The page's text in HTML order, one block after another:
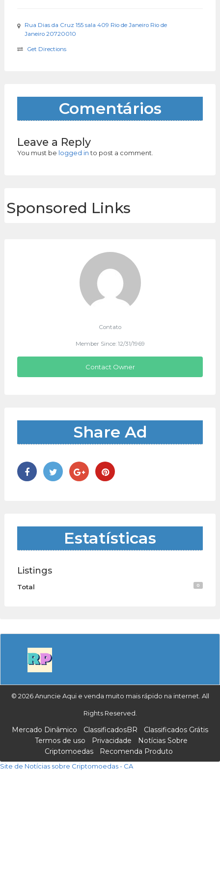
Rua Dias da Cruz 155 sala 409 Rio de Janeiro Rio de
Janeiro 20720010
Get Directions
Comentários
Leave a Reply
You must be logged into post a comment.
Sponsored Links
Contato
Member Since: 12/31/1969
Contact Owner
Share Ad
Estatísticas
Listings
Total 0
© 2026 Anuncie Aqui e venda muito mais rápido na internet. All
Rights Reserved.
Mercado Dinâmico ClassificadosBR
Classificados Grátis
Termos de uso
Privacidade
Notícias Sobre
Criptomoedas
Recomenda Produto
Site de Notícias sobre Criptomoedas - CA